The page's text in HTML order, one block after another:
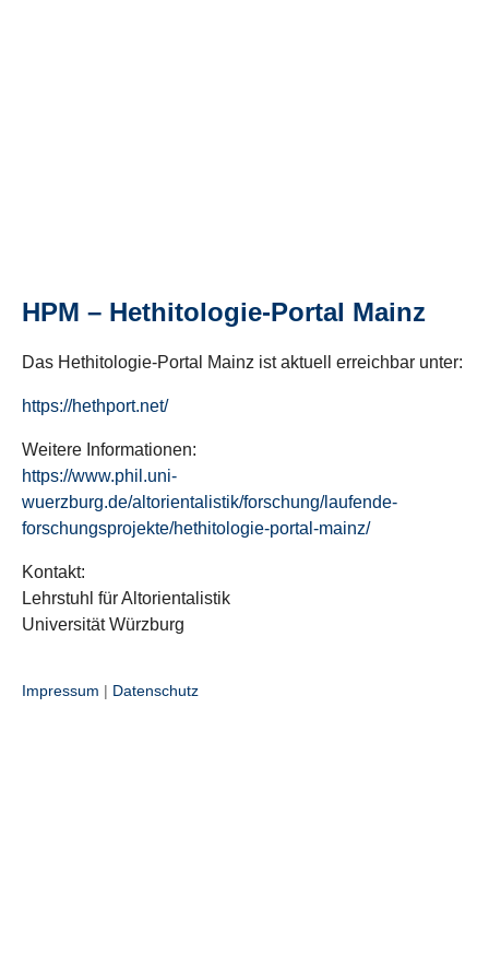
HPM – Hethitologie-Portal Mainz
Das Hethitologie-Portal Mainz ist aktuell erreichbar unter:
https://hethport.net/
Weitere Informationen:
https://www.phil.uni-
wuerzburg.de/altorientalistik/forschung/laufende-
forschungsprojekte/hethitologie-portal-mainz/
Kontakt:
Lehrstuhl für Altorientalistik
Universität Würzburg
Impressum | Datenschutz